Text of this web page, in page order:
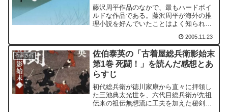
藤沢周平作品のなかで、最もハードボイ
ルドな作品である。藤沢周平が海外の推
理小説を好んでいたことはよく知られて
がとても強く出ているといえる。2005.11.23
作家さ行
佐伯泰英の「古着屋総兵衛影始末
第1巻 死闘！」を読んだ感想とあ
らすじ
初代総兵衛が徳川家康から直々に拝領し
た三池典太光世を、六代目総兵衛が先祖
伝来の祖伝無想流に工夫を加えた秘剣、